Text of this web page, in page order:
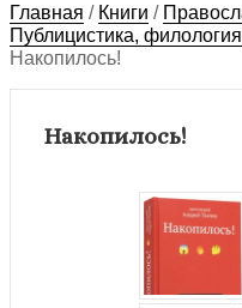
Главная / Книги /
Публицистика,
Накопилось!
Накопилось!